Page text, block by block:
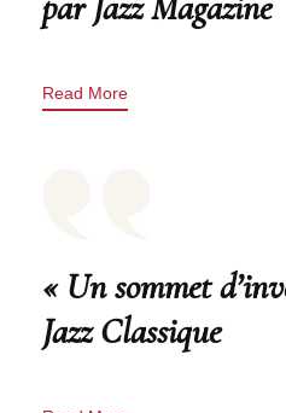
Read More
« Un sommet
Jazz Classique